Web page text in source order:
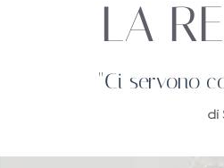
LA
"Ci servono
di